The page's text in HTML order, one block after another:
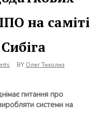
на саміті
BY Олег Тихолиз
питання про
системи на